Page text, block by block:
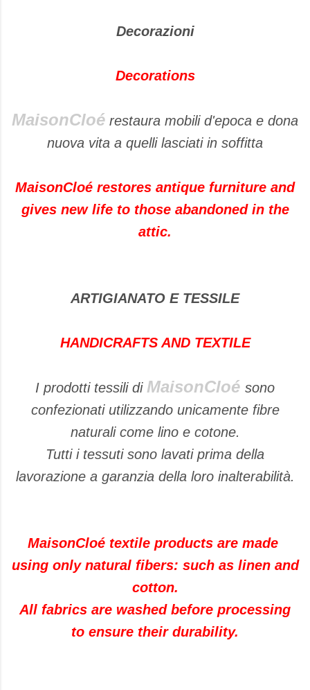
Decorazioni
Decorations
MaisonCloé restaura mobili d'epoca e dona
nuova vita a quelli lasciati in soffitta
MaisonCloé restores antique furniture and
gives new life to those abandoned in the
attic.
ARTIGIANATO E TESSILE
HANDICRAFTS AND TEXTILE
I prodotti tessili di MaisonCloé sono
confezionati utilizzando unicamente fibre
naturali come lino e cotone.
Tutti i tessuti sono lavati prima della
lavorazione a garanzia della loro inalterabilità.
MaisonCloé textile products are made ​​
using only natural fibers: such as linen and
cotton.
All fabrics are washed before processing
to ensure their durability.